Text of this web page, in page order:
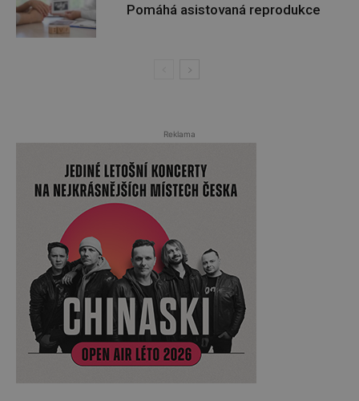
Pomáhá asistovaná reprodukce
Reklama